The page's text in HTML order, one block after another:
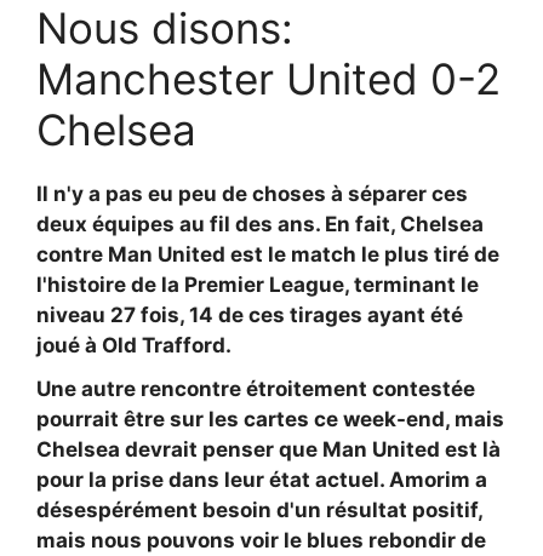
Nous disons:
Manchester United 0-2
Chelsea
Il n'y a pas eu peu de choses à séparer ces
deux équipes au fil des ans. En fait, Chelsea
contre Man United est le match le plus tiré de
l'histoire de la Premier League, terminant le
niveau 27 fois, 14 de ces tirages ayant été
joué à Old Trafford.
Une autre rencontre étroitement contestée
pourrait être sur les cartes ce week-end, mais
Chelsea devrait penser que Man United est là
pour la prise dans leur état actuel. Amorim a
désespérément besoin d'un résultat positif,
mais nous pouvons voir le blues rebondir de